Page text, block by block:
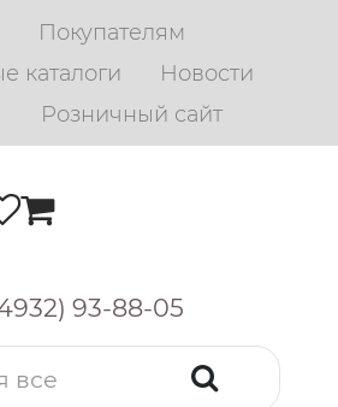
Покупателям
каталоги
Новости
Розничный сайт
93-88-05